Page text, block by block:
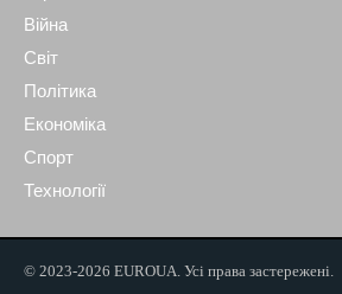
Війна
Світ
Політика
Економіка
Спорт
Технології
© 2023-2026 EUROUA. Усі права застережені.